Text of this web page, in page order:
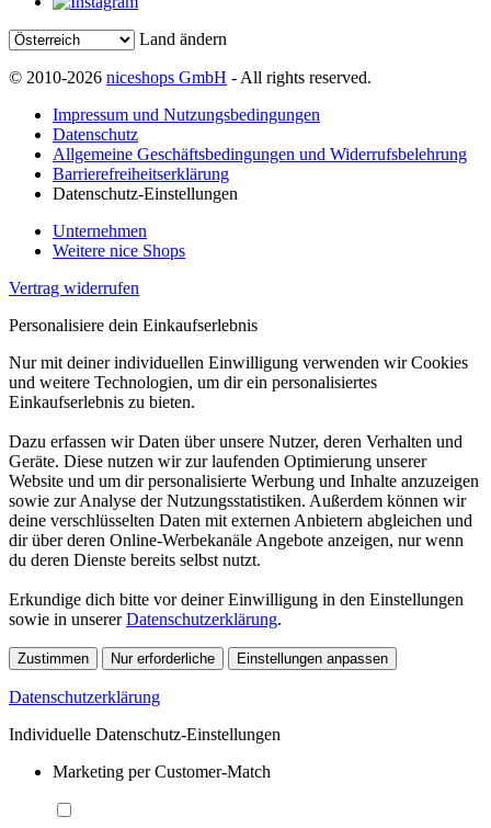
Land ändern
© 2010-2026 niceshops GmbH - All rights reserved.
Impressum und Nutzungsbedingungen
Datenschutz
Allgemeine Geschäftsbedingungen und Widerrufsbelehrung
Barrierefreiheitserklärung
Datenschutz-Einstellungen
Unternehmen
Weitere nice Shops
Vertrag widerrufen
Personalisiere dein Einkaufserlebnis
Nur mit deiner individuellen Einwilligung verwenden wir Cookies
und weitere Technologien, um dir ein personalisiertes
Einkaufserlebnis zu bieten.
Dazu erfassen wir Daten über unsere Nutzer, deren Verhalten und
Geräte. Diese nutzen wir zur laufenden Optimierung unserer
Website und um dir personalisierte Werbung und Inhalte anzuzeigen
sowie zur Analyse der Nutzungsstatistiken. Außerdem können wir
deine verschlüsselten Daten mit externen Anbietern abgleichen und
dir über deren Online-Werbekanäle Angebote anzeigen, nur wenn
du deren Dienste bereits selbst nutzt.
Erkundige dich bitte vor deiner Einwilligung in den Einstellungen
sowie in unsererDatenschutzerklärung.
Zustimmen Nur erforderliche Einstellungen anpassen
Datenschutzerklärung
Individuelle Datenschutz-Einstellungen
Marketing per Customer-Match